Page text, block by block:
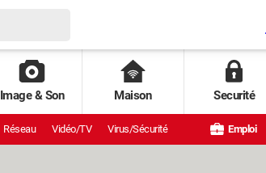
Image & Son Maison Securité
Réseau Vidéo/TV Virus/Sécurité Emploi